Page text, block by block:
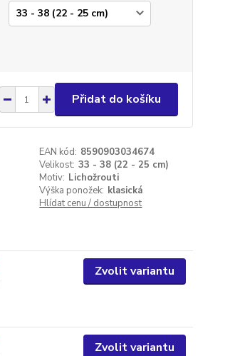
Přidat do košíku
EAN kód: 8590903034674
Velikost: 33 - 38 (22 - 25 cm)
Motiv: Lichožrouti
Výška ponožek: klasická
Hlídat cenu / dostupnost
Zvolit variantu
Zvolit variantu